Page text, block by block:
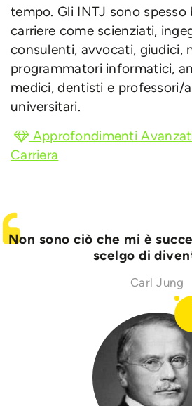
tempo. Gli INTJ sono spesso
carriere come scienziati,
consulenti, avvocati, giudici,
programmatori informatici,
medici, dentisti e professori/
universitari.
Approfondimenti
Carriera
Non sono ciò che mi è
scelgo di
Carl Jung